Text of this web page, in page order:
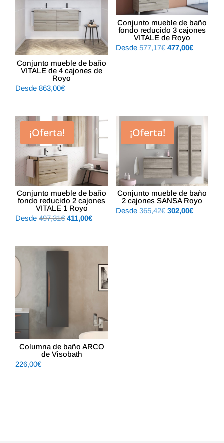
Conjunto mueble de baño
VITALE de 4 cajones de
Royo
Desde 863,00€
Conjunto mueble de baño
fondo reducido 3 cajones
VITALE de Royo
Desde 577,17€ El
477,00€El
¡Oferta!
Conjunto mueble de baño
fondo reducido 2 cajones
VITALE 1 Royo
Desde 497,31€ El
411,00€El
411,00€.
¡Oferta!
Conjunto mueble de baño
2 cajones SANSA Royo
Desde 365,42€ El
302,00€El
Columna de baño ARCO
de Visobath
226,00€